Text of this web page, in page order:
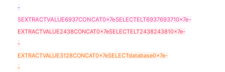
-
5EXTRACTVALUE6937CONCAT0x7eSELECTELT6937693710x7e-
EXTRACTVALUE2438CONCAT0x7eSELECTELT2438243810x7e-
-
EXTRACTVALUE3128CONCAT0x7eSELECTdatabase0x7e-
-